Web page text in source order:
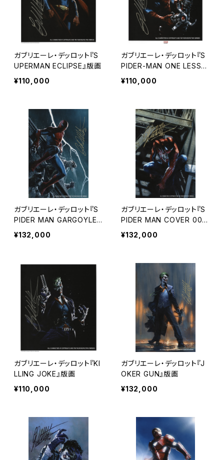
ガブリエーレ・デッロット『S
UPERMAN ECLIPSE』版画
¥110,000
ガブリエーレ・デッロット『S
PIDER-MAN ONE LESS』
版画
¥110,000
ガブリエーレ・デッロット『S
PIDER MAN GARGOYLE
ENEMIES』版画
¥132,000
ガブリエーレ・デッロット『S
PIDER MAN COVER 00
3』版画
¥132,000
ガブリエーレ・デッロット『KI
LLING JOKE』版画
¥110,000
ガブリエーレ・デッロット『J
OKER GUN』版画
¥132,000